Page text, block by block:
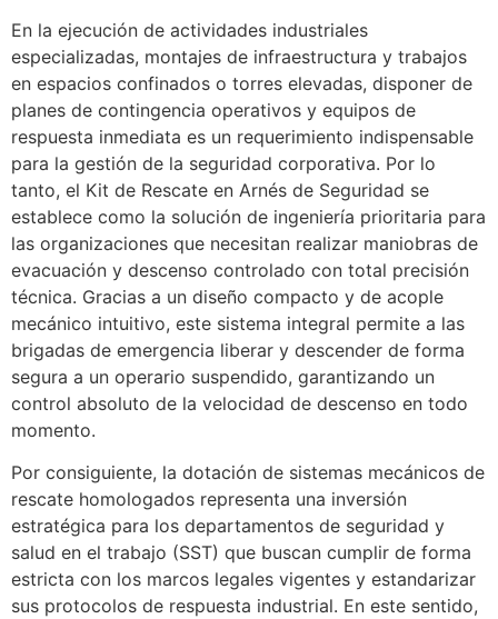
En la ejecución de actividades industriales
especializadas, montajes de infraestructura y trabajos
en espacios confinados o torres elevadas, disponer de
planes de contingencia operativos y equipos de
respuesta inmediata es un requerimiento indispensable
para la gestión de la seguridad corporativa. Por lo
tanto, el Kit de Rescate en Arnés de Seguridad se
establece como la solución de ingeniería prioritaria para
las organizaciones que necesitan realizar maniobras de
evacuación y descenso controlado con total precisión
técnica. Gracias a un diseño compacto y de acople
mecánico intuitivo, este sistema integral permite a las
brigadas de emergencia liberar y descender de forma
segura a un operario suspendido, garantizando un
control absoluto de la velocidad de descenso en todo
momento.
Por consiguiente, la dotación de sistemas mecánicos de
rescate homologados representa una inversión
estratégica para los departamentos de seguridad y
salud en el trabajo (SST) que buscan cumplir de forma
estricta con los marcos legales vigentes y estandarizar
sus protocolos de respuesta industrial. En este sentido,